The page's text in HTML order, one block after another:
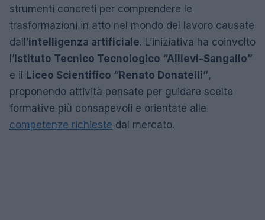
strumenti concreti per comprendere le
trasformazioni in atto nel mondo del lavoro causate
dall’intelligenza artificiale. L’iniziativa ha coinvolto
l’ Istituto Tecnico Tecnologico “Allievi-Sangallo”
e il
Liceo Scientifico “Renato Donatelli”,
proponendo attività pensate per guidare scelte
formative più consapevoli e orientate alle
competenze richieste dal mercato.